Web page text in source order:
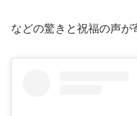
などの驚きと祝福の声が